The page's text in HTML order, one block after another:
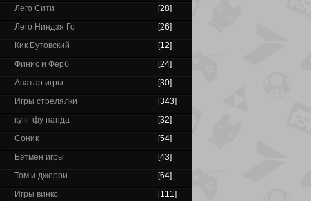
Лего Сити
[28]
Лего Ниндзя Го
[26]
Кик Бутовский
[12]
Финис и Ферб
[24]
Аватар игры
[30]
Игры стрелялки
[343]
кунг-фу панда
[32]
Соник
[54]
Бэтмен игры
[43]
Том и джерри
[64]
Игры винкс
[111]